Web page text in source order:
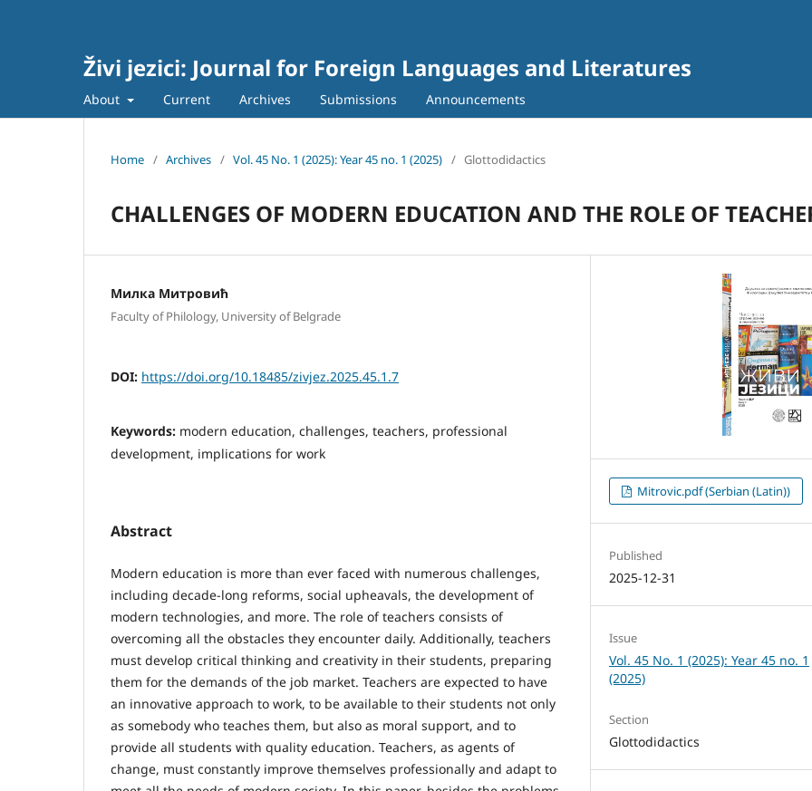
Živi jezici: Journal for Foreign Languages and Literatures
About Current Archives Submissions Announcements
Home / Archives / Vol. 45 No. 1 (2025): Year 45 no. 1 (2025) / Glottodidactics
CHALLENGES OF MODERN EDUCATION AND THE ROLE OF
Милка Митровић
Faculty of Philology, University of Belgrade
DOI: https://doi.org/10.18485/zivjez.2025.45.1.7
Keywords: modern education, challenges, teachers, professional
development, implications for work
Abstract
Modern education is more than ever faced with numerous challenges,
including decade-long reforms, social upheavals, the development of
modern technologies, and more. The role of teachers consists of
overcoming all the obstacles they encounter daily. Additionally, teachers
must develop critical thinking and creativity in their students, preparing
them for the demands of the job market. Teachers are expected to have
an innovative approach to work, to be available to their students not only
as somebody who teaches them, but also as moral support, and to
provide all students with quality education. Teachers, as agents of
change, must constantly improve themselves professionally and adapt to
Mitrovic.pdf (Serbian (Latin))
Published
2025-12-31
Issue
Vol. 45 No. 1 (2025): Year 45 no. 1
(2025)
Section
Glottodidactics